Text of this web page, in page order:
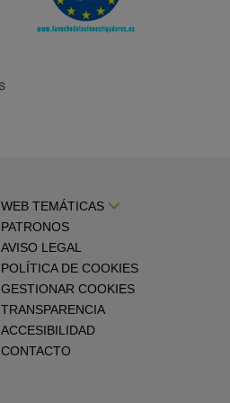
WEB TEMÁTICAS
PATRONOS
AVISO LEGAL
POLÍTICA DE COOKIES
GESTIONAR COOKIES
TRANSPARENCIA
ACCESIBILIDAD
CONTACTO